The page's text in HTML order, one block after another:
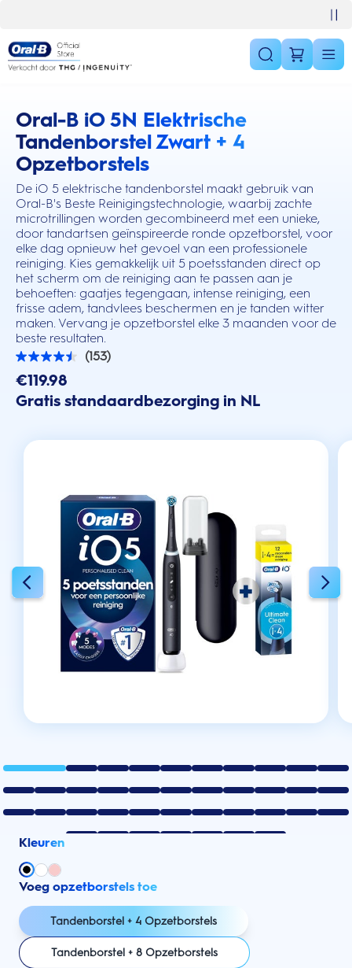
Oral-B iO 5N Elektrische
Tandenborstel Zwart + 4
Opzetborstels
De iO 5 elektrische tandenborstel maakt gebruik van
Oral-B's Beste Reinigingstechnologie, waarbij zachte
microtrillingen worden gecombineerd met een unieke,
door tandartsen geïnspireerde ronde opzetborstel, voor
elke dag opnieuw het gevoel van een professionele
reiniging. Kies gemakkelijk uit 5 poetsstanden direct op
het scherm om de reiniging aan te passen aan je
behoeften: gaatjes tegengaan, intense reiniging, een
frisse adem, tandvlees beschermen en je tanden witter
maken. Vervang je opzetborstel elke 3 maanden voor de
beste resultaten.
this action will scroll you to the reviews section
(153)
4.5
van
de
5
sterren.
€119.98
Gratis standaardbezorging in NL
Kleuren
Voeg opzetborstels toe
Tandenborstel + 4 Opzetborstels
Tandenborstel + 8 Opzetborstels